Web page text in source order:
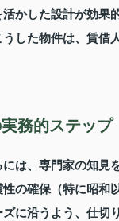
かした設計が効果
した物件は、賃借
務的ステップ
は、専門家の知見
の確保（特に昭和
に沿うよう、仕切